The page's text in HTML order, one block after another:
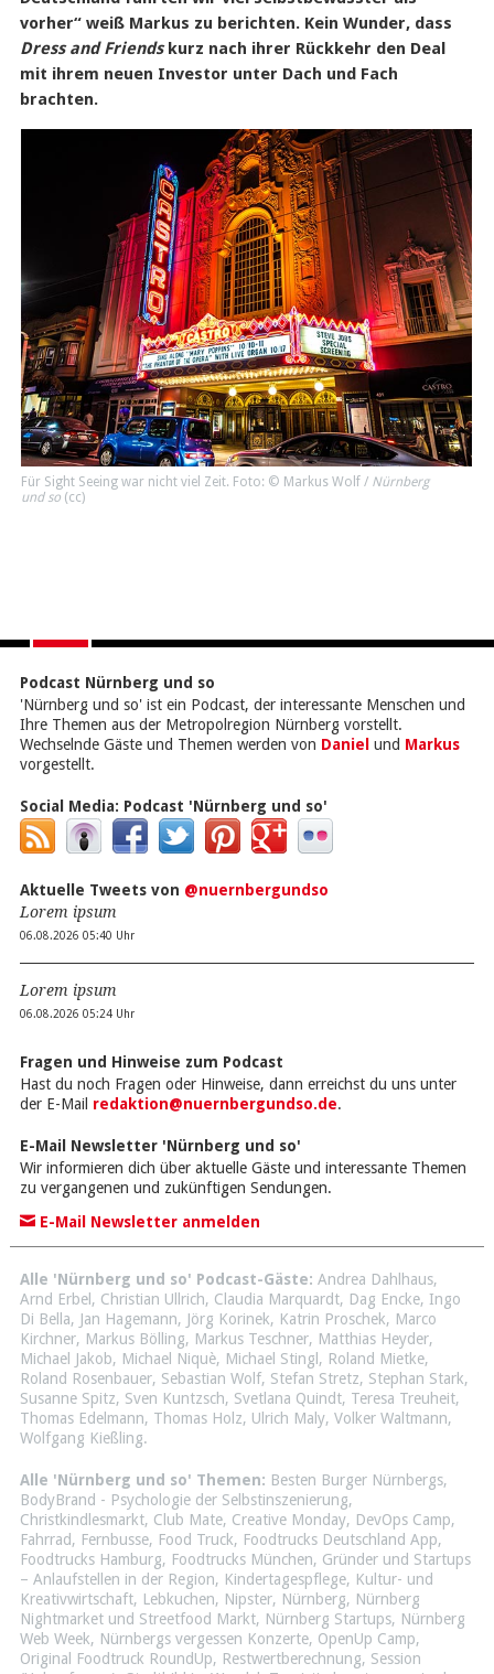
vorher“ weiß Markus zu berichten. Kein Wunder, dass
Dress and Friendskurz nach ihrer Rückkehr den Deal
mit ihrem neuen Investor unter Dach und Fach
brachten.
Für Sight Seeing war nicht viel Zeit. Foto: © Markus Wolf / Nürnberg
und so(cc)
Podcast Nürnberg und so
'Nürnberg und so' ist ein Podcast, der interessante Menschen und
Ihre Themen aus der Metropolregion Nürnberg vorstellt.
Wechselnde Gäste und Themen werden von Daniel und Markus
vorgestellt.
Social Media: Podcast 'Nürnberg und so'
Aktuelle Tweets von @nuernbergundso
Lorem ipsum
06.08.2026 05:40 Uhr
Lorem ipsum
06.08.2026 05:24 Uhr
Fragen und Hinweise zum Podcast
Hast du noch Fragen oder Hinweise, dann erreichst du uns unter
der E-Mail redaktion@nuernbergundso.de.
E-Mail Newsletter 'Nürnberg und so'
Wir informieren dich über aktuelle Gäste und interessante Themen
zu vergangenen und zukünftigen Sendungen.
E-Mail Newsletter anmelden
Alle 'Nürnberg und so' Podcast-Gäste: Andrea Dahlhaus,
Arnd Erbel , Christian Ullrich, Claudia Marquardt, Dag Encke, Ingo
Di Bella, Jan Hagemann, Jörg Korinek, Katrin Proschek, Marco
Kirchner, Markus Bölling, Markus Teschner, Matthias Heyder,
Michael Jakob, Michael Niquè, Michael Stingl , Roland Mietke,
Roland Rosenbauer, Sebastian Wolf, Stefan Stretz, Stephan Stark,
Susanne Spitz, Sven Kuntzsch, Svetlana Quindt, Teresa Treuheit,
Thomas Edelmann, Thomas Holz, Ulrich Maly, Volker Waltmann,
Wolfgang Kießling.
Alle 'Nürnberg und so' Themen: Besten Burger Nürnbergs,
BodyBrand - Psychologie der Selbstinszenierung,
Christkindlesmarkt, Club Mate, Creative Monday, DevOps Camp,
Fahrrad, Fernbusse, Food Truck, Foodtrucks Deutschland App,
Foodtrucks Hamburg, Foodtrucks München, Gründer und Startups
– Anlaufstellen in der Region, Kindertagespflege, Kultur- und
Kreativwirtschaft, Lebkuchen, Nipster, Nürnberg, Nürnberg
Nightmarket und Streetfood Markt, Nürnberg Startups, Nürnberg
Web Week, Nürnbergs vergessen Konzerte, OpenUp Camp,
Original Foodtruck RoundUp, Restwertberechnung, Session